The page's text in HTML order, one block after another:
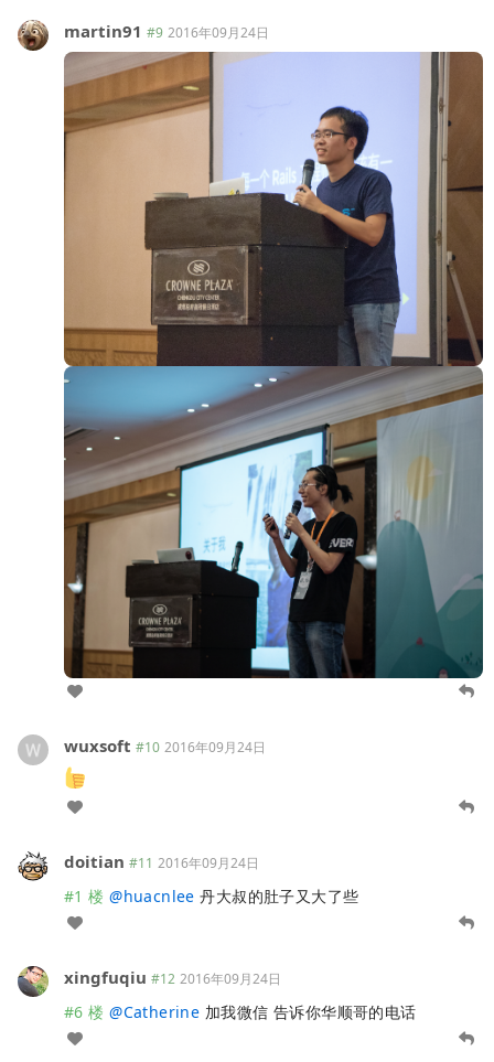
martin91 #9 2016年09月24日
wuxsoft #10 2016年09月24日
doitian #11 2016年09月24日
#1 楼 @huacnlee 丹大叔的肚子又大了些
xingfuqiu #12 2016年09月24日
#6 楼 @Catherine 加我微信 告诉你华顺哥的电话